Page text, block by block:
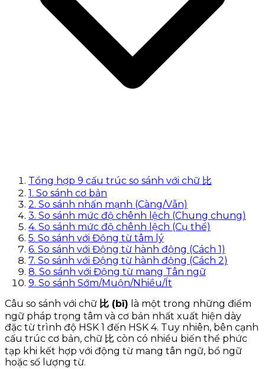
Tổng hợp 9 cấu trúc so sánh với chữ 比
1. So sánh cơ bản
2. So sánh nhấn mạnh (Càng/Vẫn)
3. So sánh mức độ chênh lệch (Chung chung)
4. So sánh mức độ chênh lệch (Cụ thể)
5. So sánh với Động từ tâm lý
6. So sánh với Động từ hành động (Cách 1)
7. So sánh với Động từ hành động (Cách 2)
8. So sánh với Động từ mang Tân ngữ
9. So sánh Sớm/Muộn/Nhiều/Ít
Câu so sánh với chữ 比 (bǐ) là một trong những điểm
ngữ pháp trọng tâm và cơ bản nhất xuất hiện dày
đặc từ trình độ HSK 1 đến HSK 4. Tuy nhiên, bên cạnh
cấu trúc cơ bản, chữ 比 còn có nhiều biến thể phức
tạp khi kết hợp với động từ mang tân ngữ, bổ ngữ
hoặc số lượng từ.